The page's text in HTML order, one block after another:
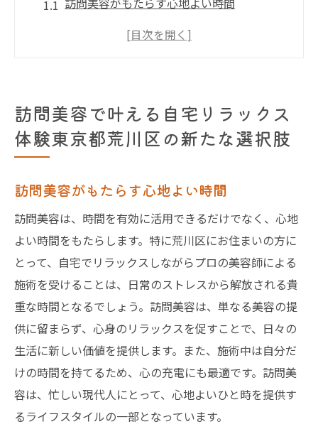
自宅での美容サービスのメリット
自宅でプロの技術を体験する理由
訪問美容で得られるリラックス効果
荒川区での訪問美容の魅力プロの技術を自宅で
プロの美容師による丁寧な施術
訪問美容を利用する際の注意点
自宅で安心の美容サービス
訪問美容の予約から施術までの流れ
プライベート空間で堪能する美容
訪問美容のプロフェッショナルな技術
訪問美容が提供する贅沢な時間荒川区で自分を
磨く
贅沢な時間を訪問美容で手に入れる
自分磨きの新しいスタイル
訪問美容で叶える自宅リラックス
体験東京都荒川区の新たな選択肢
訪問美容がもたらす心地よい時間
訪問美容は、時間を有効に活用できるだけでなく、心地
よい時間をもたらします。特に荒川区にお住まいの方に
とって、自宅でリラックスしながらプロの美容師による
施術を受けることは、日常のストレスから解放される貴
重な時間となるでしょう。訪問美容は、単なる美容の提
供に留まらず、心身のリラックスを促すことで、日々の
生活に新しい価値を提供します。また、施術中は自分だ
けの時間を持てるため、心の充電にも最適です。訪問美
容は、忙しい現代人にとって、心地よいひと時を提供す
るライフスタイルの一部となっています。